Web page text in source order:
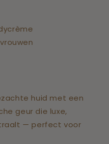
huid met een
geur die luxe,
— perfect voor